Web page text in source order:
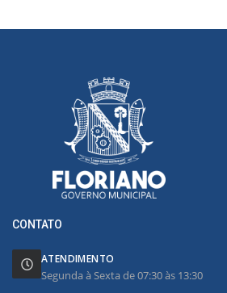
CONTATO
ATENDIMENTO
Segunda à Sexta de 07:30 às 13:30